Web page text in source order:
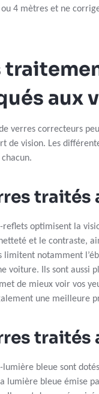
4 mètres et ne
aux
de verres correcteurs
de vision. Les
reflets optimisent la
et le contraste,
limitent notamment
voiture. Ils sont aussi
de mieux voir vos
une meilleure
lumière bleue sont
lumière bleue émise